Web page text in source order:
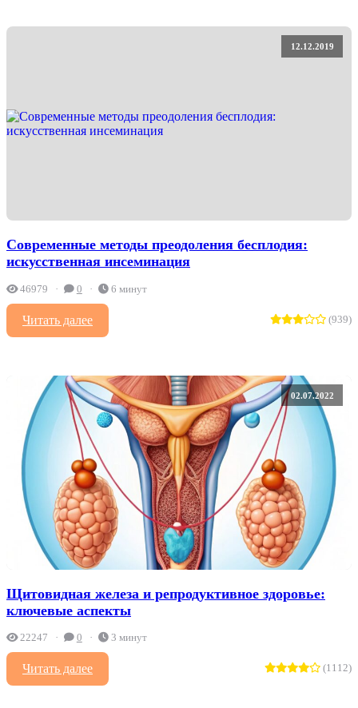
12.12.2019
Современные методы преодоления бесплодия:
искусственная инсеминация
46979 0 6 минут
Читать далее (939)
02.07.2022
Щитовидная железа и репродуктивное здоровье:
ключевые аспекты
22247 0 3 минут
Читать далее (1112)